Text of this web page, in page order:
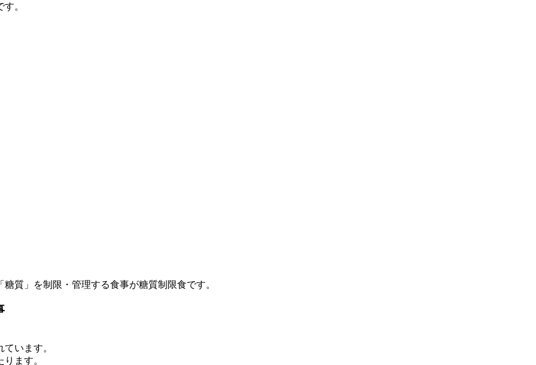
。
質」を制限・管理する食事が糖質制限食です。
います。
ます。